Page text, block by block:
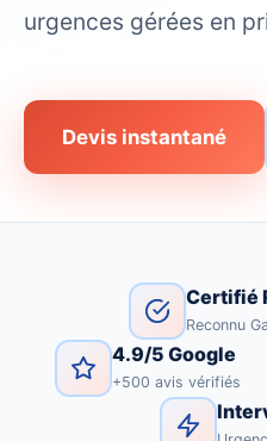
urgences gérées en
Devis instantané
Certifié
Reconnu
4.9/5 Google
+500 avis vérifiés